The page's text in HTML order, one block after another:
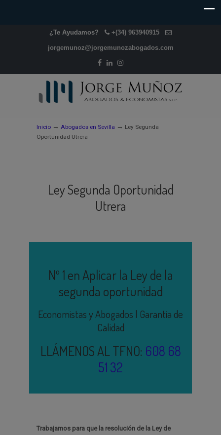
¿Te Ayudamos? +(34) 963940915
jorgemunoz@jorgemunozabogados.com
Inicio → Abogados en Sevilla → Ley Segunda
Oportunidad Utrera
Ley Segunda Oportunidad
Utrera
Nº 1 en Aplicar la Ley de la
segunda oportunidad
Economistas y Abogados | Garantia de
Calidad
LLÁMENOS AL TFNO: 608 68
51 32
Trabajamos para que la resolución de la Ley de